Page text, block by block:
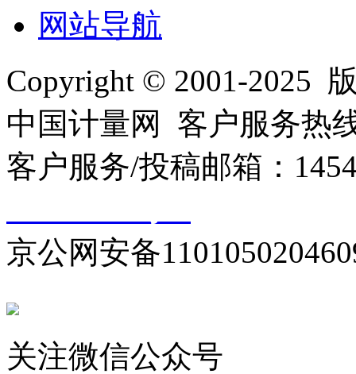
网站导航
Copyright © 2001-2025
中国计量网 客户服务热
客户服务/投稿邮箱：
京公网安备
关注微信公众号